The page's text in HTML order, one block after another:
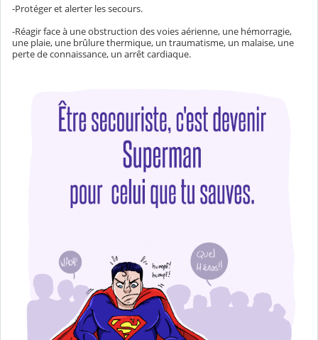
-Protéger et alerter les secours.
-Réagir face à une obstruction des voies aérienne, une hémorragie,
une plaie, une brûlure thermique, un traumatisme, un malaise, une
perte de connaissance, un arrêt cardiaque.